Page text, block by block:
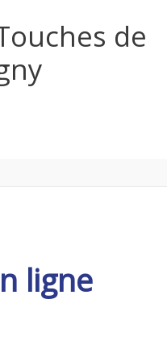
de
ligne